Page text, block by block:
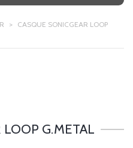
> CASQUE SONICGEAR LOOP
G.METAL